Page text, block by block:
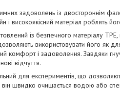
задоволень із двостороннім
і високоякісний матеріал роблять
із безпечного матеріалу
використовувати його як
комфорт і задоволення. Завдяки
відчуття.
для експериментів, що
він швидко очищається водою або